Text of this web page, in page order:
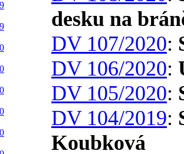
desku na
DV 107/2020:
DV 106/2020:
DV 105/2020:
DV 104/2019:
Koubková